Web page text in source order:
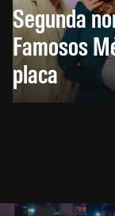
Segunda
Famosos
placa